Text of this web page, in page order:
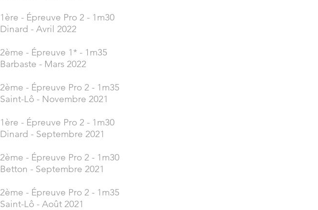
1ère - Épreuve Pro 2 - 1m30
Dinard - Avril 2022
2ème - Épreuve 1* - 1m35
Barbaste - Mars 2022
2ème - Épreuve Pro 2 - 1m35
Saint-Lô - Novembre 2021
1ère - Épreuve Pro 2 - 1m30
Dinard - Septembre 2021
2ème - Épreuve Pro 2 - 1m30
Betton - Septembre 2021
2ème - Épreuve Pro 2 - 1m35
Saint-Lô - Août 2021